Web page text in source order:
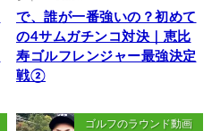
で、誰が一番強いの？初めて
の4サムガチンコ対決｜恵比
寿ゴルフレンジャー最強決定
戦②
ゴルフのラウンド動画